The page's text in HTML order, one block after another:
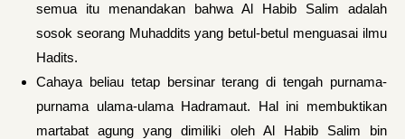
semua itu menandakan bahwa Al Habib Salim adalah
sosok seorang Muhaddits yang betul-betul menguasai ilmu
Hadits.
Cahaya beliau tetap bersinar terang di tengah purnama-
purnama ulama-ulama Hadramaut. Hal ini membuktikan
martabat agung yang dimiliki oleh Al Habib Salim bin